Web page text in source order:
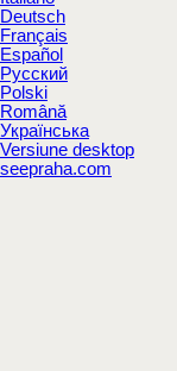
Deutsch
Français
Español
Русский
Polski
Română
Українська
Versiune desktop
seepraha.com